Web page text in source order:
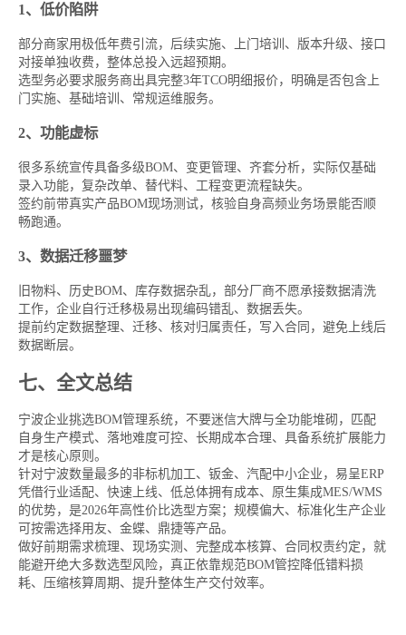
1、低价陷阱
部分商家用极低年费引流，后续实施、上门培训、版本升级、接口
对接单独收费，整体总投入远超预期。
选型务必要求服务商出具完整3年TCO明细报价，明确是否包含上
门实施、基础培训、常规运维服务。
2、功能虚标
很多系统宣传具备多级BOM、变更管理、齐套分析，实际仅基础
录入功能，复杂改单、替代料、工程变更流程缺失。
签约前带真实产品BOM现场测试，核验自身高频业务场景能否顺
畅跑通。
3、数据迁移噩梦
旧物料、历史BOM、库存数据杂乱，部分厂商不愿承接数据清洗
工作，企业自行迁移极易出现编码错乱、数据丢失。
提前约定数据整理、迁移、核对归属责任，写入合同，避免上线后
数据断层。
七、全文总结
宁波企业挑选BOM管理系统，不要迷信大牌与全功能堆砌，匹配
自身生产模式、落地难度可控、长期成本合理、具备系统扩展能力
才是核心原则。
针对宁波数量最多的非标机加工、钣金、汽配中小企业，易呈ERP
凭借行业适配、快速上线、低总体拥有成本、原生集成MES/WMS
的优势，是2026年高性价比选型方案；规模偏大、标准化生产企业
可按需选择用友、金蝶、鼎捷等产品。
做好前期需求梳理、现场实测、完整成本核算、合同权责约定，就
能避开绝大多数选型风险，真正依靠规范BOM管控降低错料损
耗、压缩核算周期、提升整体生产交付效率。